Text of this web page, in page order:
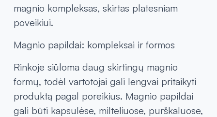
magnio kompleksas, skirtas platesniam
poveikiui.
Magnio papildai: kompleksai ir formos
Rinkoje siūloma daug skirtingų magnio
formų, todėl vartotojai gali lengvai pritaikyti
produktą pagal poreikius. Magnio papildai
gali būti kapsulėse, milteliuose, purškaluose,